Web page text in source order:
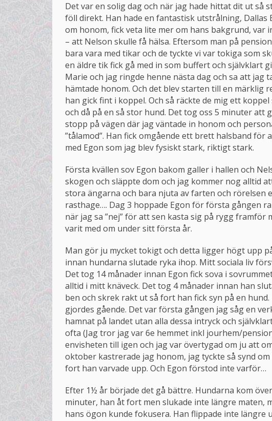
Det var en solig dag och när jag hade hittat dit ut så
föll direkt. Han hade en fantastisk utstrålning, Dallas
om honom, fick veta lite mer om hans bakgrund, var
– att Nelson skulle få hälsa. Eftersom man på
bara vara med tikar och de tyckte vi var tokiga som
en äldre tik fick gå med in som buffert och självklart
Marie och jag ringde henne nästa dag och sa att jag
hämtade honom. Och det blev starten till en märklig
han gick fint i koppel. Och så räckte de mig ett
och då på en så stor hund. Det tog oss 5 minuter att
stopp på vägen där jag väntade in honom och
”tålamod”. Han fick omgående ett brett halsband
med Egon som jag blev fysiskt stark, riktigt stark.
Första kvällen sov Egon bakom galler i hallen och
skogen och släppte dom och jag kommer nog alltid
stora ängarna och bara njuta av farten och rörelsen
rasthage…. Dag 3 hoppade Egon för första gången
när jag sa ”nej” för att sen kasta sig på rygg
varit med om under sitt första år.
Man gör ju mycket tokigt och detta ligger högt upp
innan hundarna slutade ryka ihop. Mitt sociala liv
Det tog 14 månader innan Egon fick sova i
alltid i mitt knäveck. Det tog 4 månader innan han
ben och skrek rakt ut så fort han fick syn på en
gjordes gående. Det var första gången jag såg en
hamnat på landet utan alla dessa intryck och
ofta (Jag tror jag var 6e hemmet inkl jourhem/
envisheten till igen och jag var övertygad om ju att
oktober kastrerade jag honom, jag tyckte så synd
fort han varvade upp. Och Egon förstod inte varför…
Efter 1½ år började det gå bättre. Hundarna kom
minuter, han åt fort men slukade inte längre maten,
hans ögon kunde fokusera. Han flippade inte